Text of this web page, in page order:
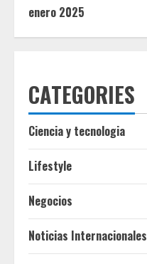
enero 2025
CATEGORIES
Ciencia y tecnologia
Lifestyle
Negocios
Noticias Internacionales